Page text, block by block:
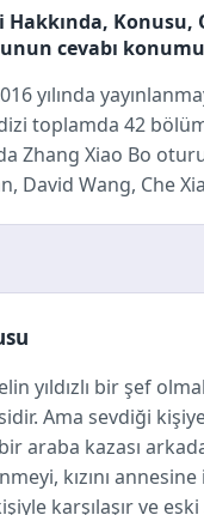
Hakkında,
cevabı
yılında
toplamda 42
Zhang Xiao Bo
David Wang, Che
yıldızlı bir şef
Ama sevdiği
araba kazası
kızını
karşılaşır ve eski